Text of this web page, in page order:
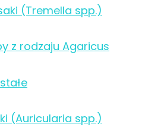
(Tremella spp.)
z rodzaju Agaricus
(Auricularia spp.)